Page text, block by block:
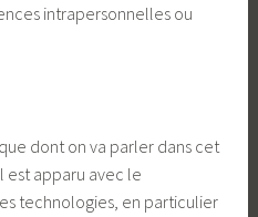
intrapersonnelles ou
dont on va parler dans cet
est apparu avec le
technologies, en particulier